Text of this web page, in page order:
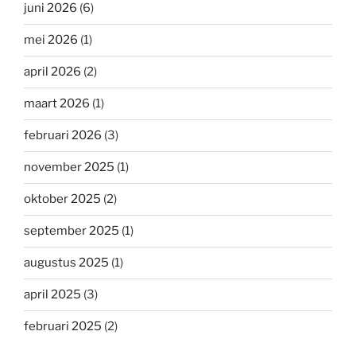
juni 2026 (6)
mei 2026 (1)
april 2026 (2)
maart 2026 (1)
februari 2026 (3)
november 2025 (1)
oktober 2025 (2)
september 2025 (1)
augustus 2025 (1)
april 2025 (3)
februari 2025 (2)